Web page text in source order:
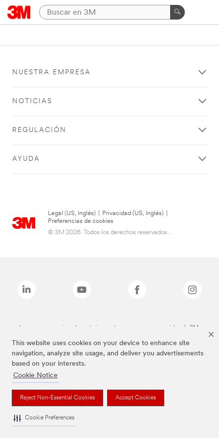
This website uses cookies on your device to enhance site
navigation, analyze site usage, and deliver you advertisements
based on your interests.
Cookie Notice
Reject Non-Essential Cookies Accept Cookies
Cookie Preferences
NUESTRA EMPRESA
NOTICIAS
REGULACIÓN
AYUDA
Legal (US, Inglés) Privacidad (US, Inglés)
Preferencias de cookies
© 3M 2026. Todos los derechos reservados..
Las marcas mencionadas anteriormente son marcas comerciales de 3M.